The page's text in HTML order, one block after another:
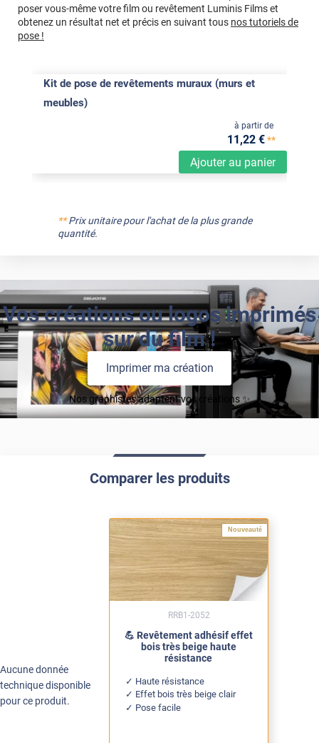
poser vous-même votre film ou revêtement Luminis Films et
obtenez un résultat net et précis en suivant tous nos tutoriels de
pose !
Kit de pose de revêtements muraux (murs et
meubles)
Ajouter au panier
à partir de
11,22 €**
**Prix unitaire pour l'achat de la plus grande
quantité.
Vos créations ou logos imprimés
sur du film !
Imprimer ma création
Nos graphistes adaptent vos créations ✨
Comparer les produits
Aucune donnée
technique disponible
pour ce produit.
Nouveauté
💪 Revêtement adhésif effet
bois très beige haute
résistance
Haute résistance
Effet bois très beige clair
Pose facile
RRB1-2052